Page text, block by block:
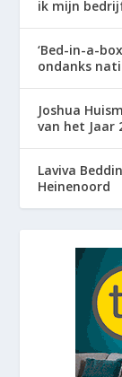
ik mijn
‘Bed-in-a-
ondanks
Joshua
van het Jaar
Laviva
Heinenoord